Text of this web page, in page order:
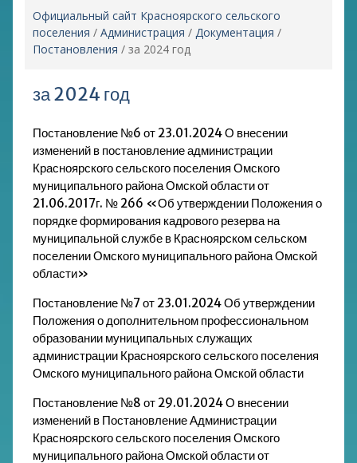
Официальный сайт Красноярского сельского
поселения / Администрация / Документация /
Постановления / за 2024 год
за 2024 год
Постановление №6 от 23.01.2024 О внесении
изменений в постановление администрации
Красноярского сельского поселения Омского
муниципального района Омской области от
21.06.2017г. № 266 «Об утверждении Положения о
порядке формирования кадрового резерва на
муниципальной службе в Красноярском сельском
поселении Омского муниципального района Омской
области»
Постановление №7 от 23.01.2024 Об утверждении
Положения о дополнительном профессиональном
образовании муниципальных служащих
администрации Красноярского сельского поселения
Омского муниципального района Омской области
Постановление №8 от 29.01.2024 О внесении
изменений в Постановление Администрации
Красноярского сельского поселения Омского
муниципального района Омской области от